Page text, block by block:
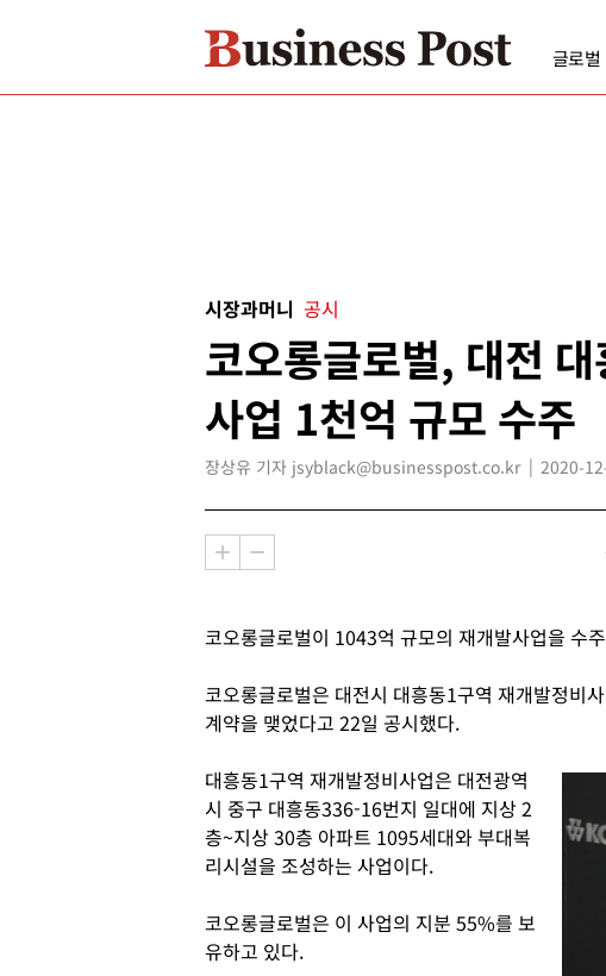
글로벌
시장과머니 공시
코오롱글로벌, 대전
사업 1천억 규모 수주
장상유 기자 jsyblack@businesspost.co.kr 2020-
코오롱글로벌이 1043억 규모의 재개발사업을 수
코오롱글로벌은 대전시 대흥동1구역 재개발정비
계약을 맺었다고 22일 공시했다.
대흥동1구역 재개발정비사업은 대전광역
시 중구 대흥동336-16번지 일대에 지상 2
층~지상 30층 아파트 1095세대와 부대복
리시설을 조성하는 사업이다.
코오롱글로벌은 이 사업의 지분 55%를 보
유하고 있다.